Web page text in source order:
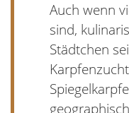
Auch wenn
sind,
Städtchen